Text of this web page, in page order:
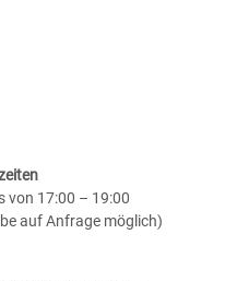
von 17:00 – 19:00
auf Anfrage möglich)